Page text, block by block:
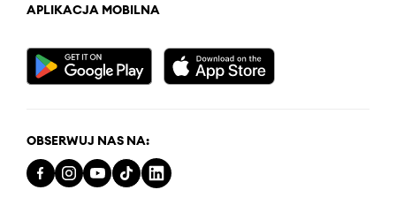
APLIKACJA MOBILNA
OBSERWUJ NAS NA: